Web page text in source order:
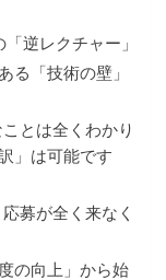
逆レクチャー」
る「技術の壁」
とは全くわかり
」は可能です
募が全く来なく
の向上」から始